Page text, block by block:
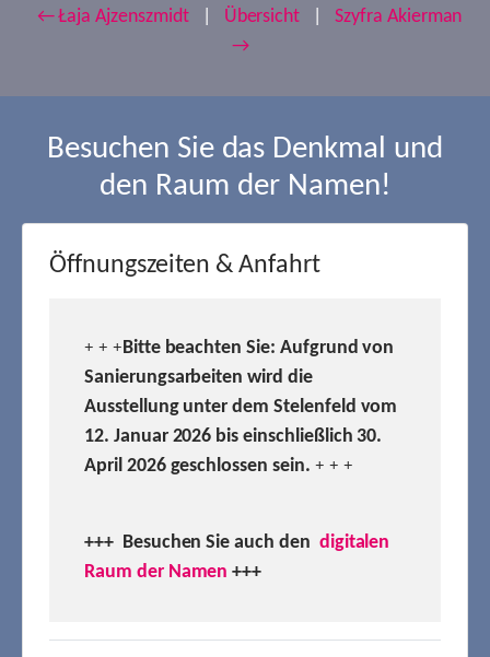
← Łaja Ajzenszmidt Übersicht
Szyfra Akierman
→
Besuchen Sie das Denkmal und
den Raum der Namen!
Öffnungszeiten & Anfahrt
+ + +Bitte beachten Sie: Aufgrund von
Sanierungsarbeiten wird die
Ausstellung unter dem Stelenfeld vom
12. Januar 2026 bis einschließlich 30.
April 2026 geschlossen sein. + + +
+++ Besuchen Sie auch den digitalen
Raum der Namen +++